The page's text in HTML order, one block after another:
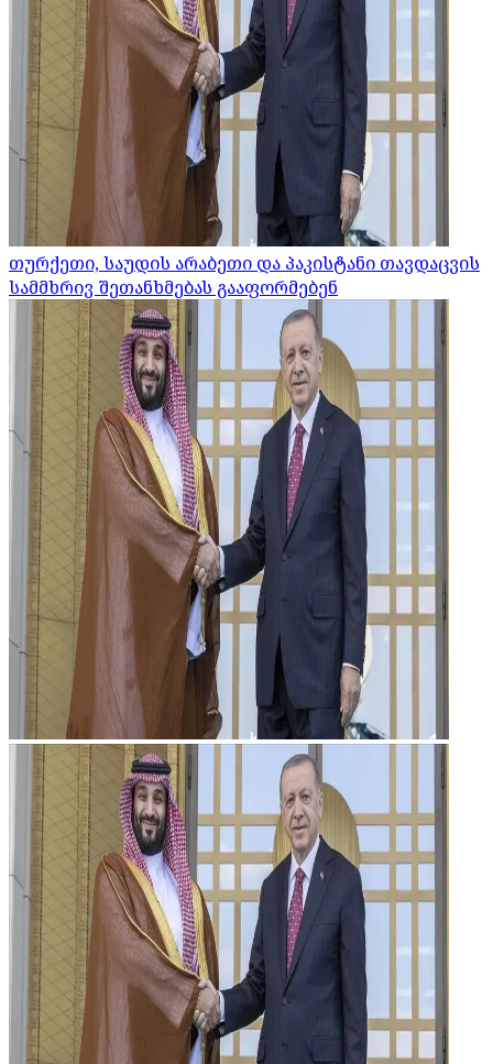
თურქეთი, საუდის არაბეთი და პაკისტანი თავდაცვის
სამმხრივ შეთანხმებას გააფორმებენ